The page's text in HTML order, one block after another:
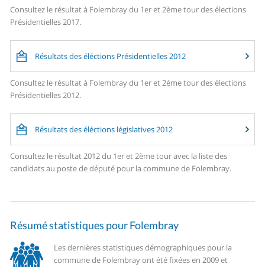
Consultez le résultat à Folembray du 1er et 2ème tour des élections
Présidentielles 2017.
Résultats des éléctions Présidentielles 2012
Consultez le résultat à Folembray du 1er et 2ème tour des élections
Présidentielles 2012.
Résultats des éléctions législatives 2012
Consultez le résultat 2012 du 1er et 2ème tour avec la liste des
candidats au poste de député pour la commune de Folembray.
Résumé statistiques pour Folembray
Les dernières statistiques démographiques pour la
commune de Folembray ont été fixées en 2009 et